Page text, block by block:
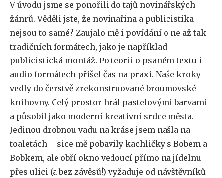
V úvodu jsme se ponořili do tajů novinářských
žánrů. Věděli jste, že novinařina a publicistika
nejsou to samé? Zaujalo mě i povídání o ne až tak
tradičních formátech, jako je například
publicistická montáž. Po teorii o psaném textu i
audio formátech přišel čas na praxi. Naše kroky
vedly do čerstvě zrekonstruované broumovské
knihovny. Celý prostor hrál pastelovými barvami
a působil jako moderní kreativní srdce města.
Jedinou drobnou vadu na kráse jsem našla na
toaletách – sice mě pobavily kachličky s Bobem a
Bobkem, ale obří okno vedoucí přímo na jídelnu
přes ulici (a bez závěsů!) vyžaduje od návštěvníků